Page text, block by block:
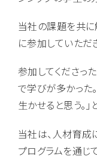
当社の課題を共に
に参加していただ
参加してくださっ
で学びが多かった
生かせると思う。」
当社は、人材育成
プログラムを通じ